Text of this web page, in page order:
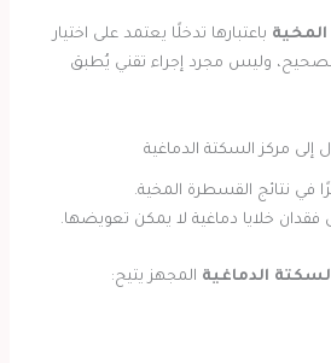
باعتبارها تدخلًا يعتمد على اختيار
الصحيح، وليس مجرد إجراء تقني يُطبق
مركز السكتة الدماغية
في نتائج القسطرة المخية.
فقدان خلايا دماغية لا يمكن تعويضها.
الدماغية المجهز يتيح: